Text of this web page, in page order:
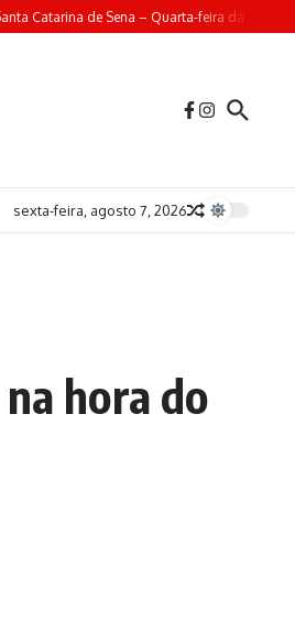
Catarina de Sena – Quarta-feira da 4ª
sexta-feira, agosto 7, 2026
hora do